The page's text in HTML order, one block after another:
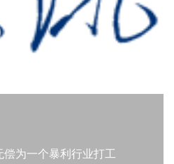
为一个暴利行业打工